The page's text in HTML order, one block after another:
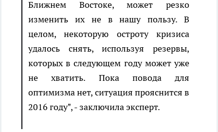
Ближнем Востоке, может резко
изменить их не в нашу пользу. В
целом, некоторую остроту кризиса
удалось снять, используя резервы,
которых в следующем году может уже
не хватить. Пока повода для
оптимизма нет, ситуация прояснится в
2016 году", - заключила эксперт.